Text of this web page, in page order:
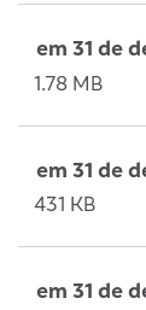
em 31 de
1.78 MB
em 31 de
431 KB
em 31 de